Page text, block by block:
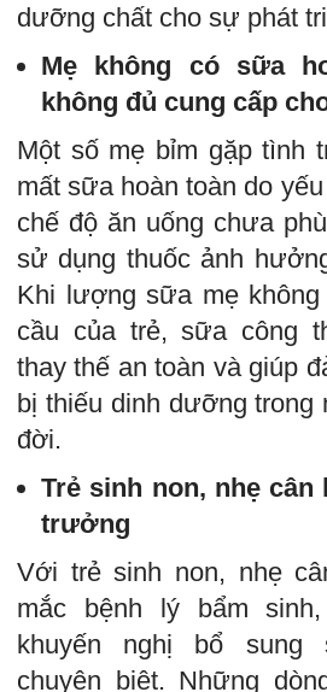
dưỡng chất cho sự phát
Mẹ không có sữa
không đủ cung cấp
Một số mẹ bỉm gặp tình
mất sữa hoàn toàn do
chế độ ăn uống chưa
sử dụng thuốc ảnh
Khi lượng sữa mẹ
cầu của trẻ, sữa công
thay thế an toàn và giúp
bị thiếu dinh dưỡng trong
đời.
Trẻ sinh non, nhẹ cân
trưởng
Với trẻ sinh non, nhẹ
mắc bệnh lý bẩm
khuyến nghị bổ sung
chuyên biệt. Những